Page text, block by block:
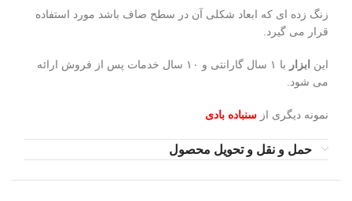
زنگ زده ای که ابعاد شکلی آن در سطح صاف باشد مورد استفاده
قرار می گیرد.
این ابزار
با ۱ سال گارانتی و ۱۰ سال خدمات پس از فروش ارائه
می شود.
نمونه دیگری از سنباده بادی
حمل و نقل و تحویل محصول